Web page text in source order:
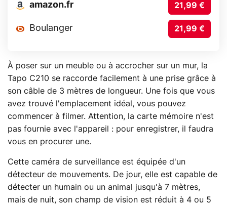
amazon.fr 21,99 €
Boulanger 21,99 €
À poser sur un meuble ou à accrocher sur un mur, la
Tapo C210 se raccorde facilement à une prise grâce à
son câble de 3 mètres de longueur. Une fois que vous
avez trouvé l'emplacement idéal, vous pouvez
commencer à filmer. Attention, la carte mémoire n'est
pas fournie avec l'appareil : pour enregistrer, il faudra
vous en procurer une.
Cette caméra de surveillance est équipée d'un
détecteur de mouvements. De jour, elle est capable de
détecter un humain ou un animal jusqu'à 7 mètres,
mais de nuit, son champ de vision est réduit à 4 ou 5